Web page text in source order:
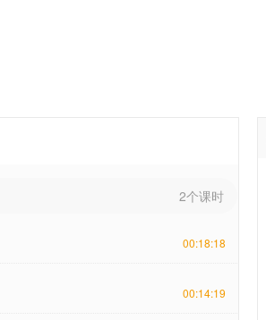
2个课时
00:18:18
00:14:19